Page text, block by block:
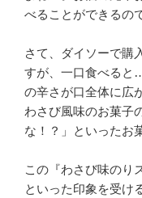
べることができるの
さて、ダイソーで購
すが、一口食べる
の辛さが口全体に広
わさび風味のお菓子
な！？」といったお
この『わさび味のり
といった印象を受け